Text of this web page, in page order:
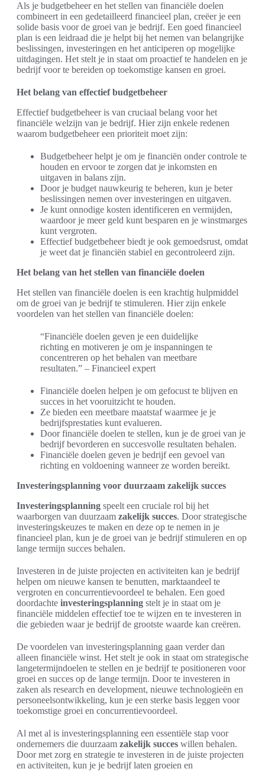
Als je budgetbeheer en het stellen van financiële doelen
combineert in een gedetailleerd financieel plan, creëer je een
solide basis voor de groei van je bedrijf. Een goed financieel
plan is een leidraad die je helpt bij het nemen van belangrijke
beslissingen, investeringen en het anticiperen op mogelijke
uitdagingen. Het stelt je in staat om proactief te handelen en je
bedrijf voor te bereiden op toekomstige kansen en groei.
Het belang van effectief budgetbeheer
Effectief budgetbeheer is van cruciaal belang voor het
financiële welzijn van je bedrijf. Hier zijn enkele redenen
waarom budgetbeheer een prioriteit moet zijn:
Budgetbeheer helpt je om je financiën onder controle te
houden en ervoor te zorgen dat je inkomsten en
uitgaven in balans zijn.
Door je budget nauwkeurig te beheren, kun je beter
beslissingen nemen over investeringen en uitgaven.
Je kunt onnodige kosten identificeren en vermijden,
waardoor je meer geld kunt besparen en je winstmarges
kunt vergroten.
Effectief budgetbeheer biedt je ook gemoedsrust, omdat
je weet dat je financiën stabiel en gecontroleerd zijn.
Het belang van het stellen van financiële doelen
Het stellen van financiële doelen is een krachtig hulpmiddel
om de groei van je bedrijf te stimuleren. Hier zijn enkele
voordelen van het stellen van financiële doelen:
“Financiële doelen geven je een duidelijke
richting en motiveren je om je inspanningen te
concentreren op het behalen van meetbare
resultaten.” – Financieel expert
Financiële doelen helpen je om gefocust te blijven en
succes in het vooruitzicht te houden.
Ze bieden een meetbare maatstaf waarmee je je
bedrijfsprestaties kunt evalueren.
Door financiële doelen te stellen, kun je de groei van je
bedrijf bevorderen en succesvolle resultaten behalen.
Financiële doelen geven je bedrijf een gevoel van
richting en voldoening wanneer ze worden bereikt.
Investeringsplanning voor duurzaam zakelijk succes
Investeringsplanning speelt een cruciale rol bij het
waarborgen van duurzaam zakelijk succes. Door strategische
investeringskeuzes te maken en deze op te nemen in je
financieel plan, kun je de groei van je bedrijf stimuleren en op
lange termijn succes behalen.
Investeren in de juiste projecten en activiteiten kan je bedrijf
helpen om nieuwe kansen te benutten, marktaandeel te
vergroten en concurrentievoordeel te behalen. Een goed
doordachte investeringsplanning stelt je in staat om je
financiële middelen effectief toe te wijzen en te investeren in
die gebieden waar je bedrijf de grootste waarde kan creëren.
De voordelen van investeringsplanning gaan verder dan
alleen financiële winst. Het stelt je ook in staat om strategische
langetermijndoelen te stellen en je bedrijf te positioneren voor
groei en succes op de lange termijn. Door te investeren in
zaken als research en development, nieuwe technologieën en
personeelsontwikkeling, kun je een sterke basis leggen voor
toekomstige groei en concurrentievoordeel.
Al met al is investeringsplanning een essentiële stap voor
ondernemers die duurzaam zakelijk succes willen behalen.
Door met zorg en strategie te investeren in de juiste projecten
en activiteiten, kun je je bedrijf laten groeien en